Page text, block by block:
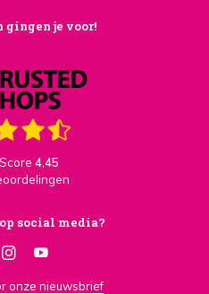
je voor!
4,45
social media?
onze nieuwsbrief